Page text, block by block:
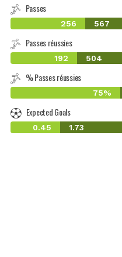
Passes
256 567
Passes réussies
192 504
% Passes réussies
75%
Expected Goals
0.45 1.73